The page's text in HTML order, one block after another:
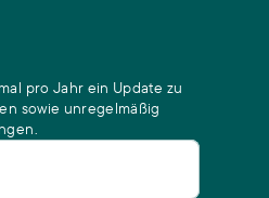
pro Jahr ein Update zu
sowie unregelmäßig